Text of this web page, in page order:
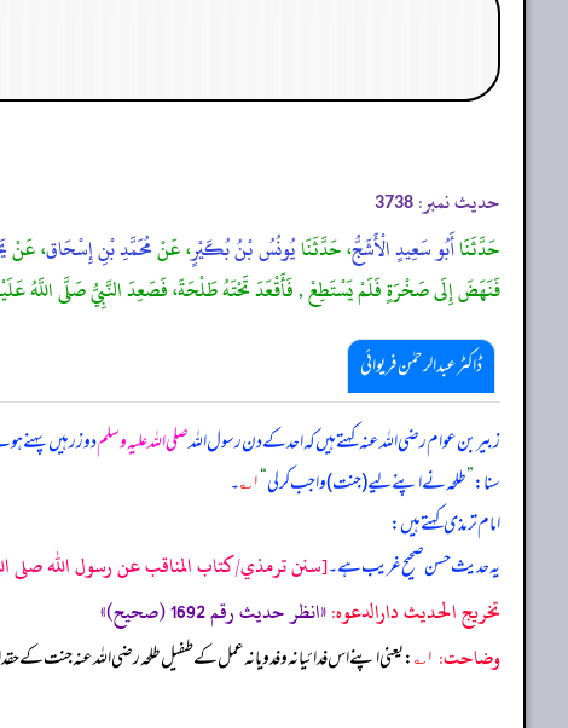
حدیث نمبر: 3738
حَدَّثَنَاأَبُو سَعِيدٍ الْأَشَجُّ، حَدَّثَنَايُونُسُ بْنُ بُكَيْرٍ، عَنْمُحَمَّدِ بْنِ إِسْحَاق، عَنْ
فَنَهَضَ إِلَى صَخْرَةٍ فَلَمْ يَسْتَطِعْ , فَأَقْعَدَ تَحْتَهُ طَلْحَةَ، فَصَعِدَ النَّبِيُّ صَلَّى
ڈاکٹر عبدالرحمٰن فریوائی
زبیر بن عوام رضی الله عنہ کہتے ہیں کہاحد کے دن رسول اللہصلی اللہ علیہ وسلمدو زرہیں پہنے
سنا:”طلحہ نے اپنے لیے (جنت) واجب کر لی“۱؎ ۔
امام ترمذی کہتے ہیں:
یہ حدیث حسن صحیح غریب ہے۔[سنن ترمذي/كتاب المناقب عن رسول الله صلى
تخریج الحدیث دارالدعوہ:«انظر حدیث رقم 1692 (صحیح)»
وضاحت: ۱؎ : یعنی اپنے اس فدائیانہ و فدویانہ عمل کے طفیل طلحہ رضی الله عنہ جنت کے